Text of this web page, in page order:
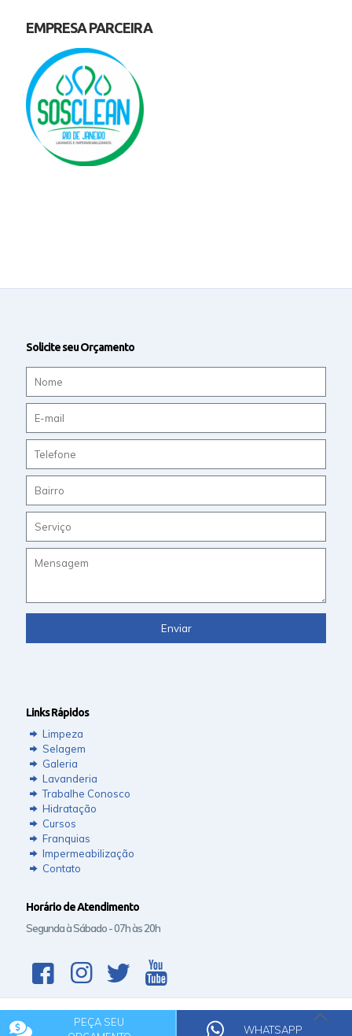
EMPRESA PARCEIRA
PEÇA SEU
WHATSAPP
Solicite seu Orçamento
Links Rápidos
Limpeza
Selagem
Galeria
Lavanderia
Trabalhe Conosco
Hidratação
Cursos
Franquias
Impermeabilização
Contato
Horário de Atendimento
Segunda à Sábado - 07h às 20h
© 2020 Rede Clean.